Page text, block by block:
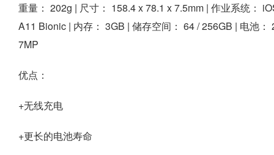
重量： 202g | 尺寸： 158.4 x 78.1 x 7.5mm | 作业系统：
A11 Bionic | 内存： 3GB | 储存空间： 64 / 256GB | 电池：
7MP
优点：
+无线充电
+更长的电池寿命